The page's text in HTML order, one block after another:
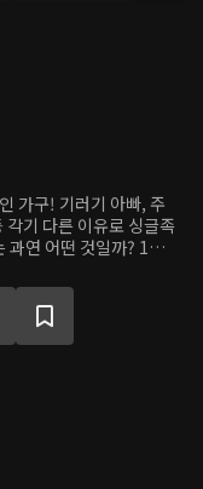
가구! 기러기 아빠, 주
각기 다른 이유로 싱글족
과연 어떤 것일까? 1인
, 싱글 라이프에 대한
에 대한 철학 등을 허심